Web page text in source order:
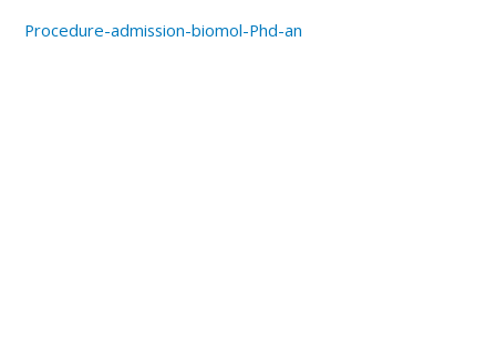
Procedure-admission-biomol-Phd-an